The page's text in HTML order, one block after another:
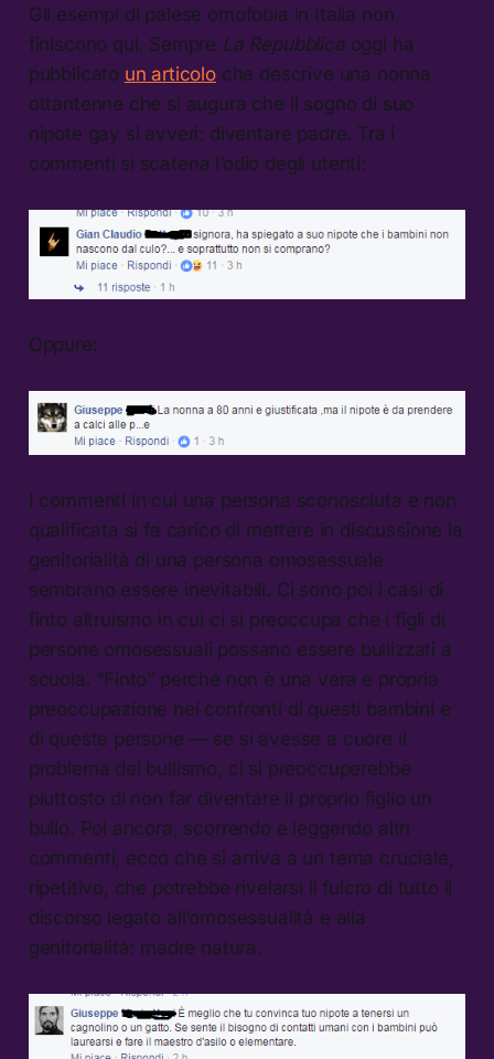
Gli esempi di palese omofobia in Italia non
finiscono qui. Sempre La Repubblicaoggi ha
pubblicato un articoloche descrive una nonna
ottantenne che si augura che il sogno di suo
nipote gay si avveri: diventare padre. Tra i
commenti si scatena l’odio degli utenti:
Oppure:
I commenti in cui una persona sconosciuta e non
qualificata si fa carico di mettere in discussione la
genitorialità di una persona omosessuale
sembrano essere inevitabili. Ci sono poi i casi di
finto altruismo in cui ci si preoccupa che i figli di
persone omosessuali possano essere bullizzati a
scuola. “Finto” perché non è una vera e propria
preoccupazione nei confronti di questi bambini e
di queste persone — se si avesse a cuore il
problema del bullismo, ci si preoccuperebbe
piuttosto di non far diventare il proprio figlio un
bullo. Poi ancora, scorrendo e leggendo altri
commenti, ecco che si arriva a un tema cruciale,
ripetitivo, che potrebbe rivelarsi il fulcro di tutto il
discorso legato all’omosessualità e alla
genitorialità: madre natura.